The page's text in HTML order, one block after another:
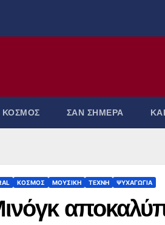
ΚΟΣΜΟΣ ΣΑΝ ΣΗΜΕΡΑ
ΚΟΣΜΟΣ ΜΟΥΣΙΚΗ ΤΕΧΝΗ ΨΥΧΑΓΩΓΙΑ